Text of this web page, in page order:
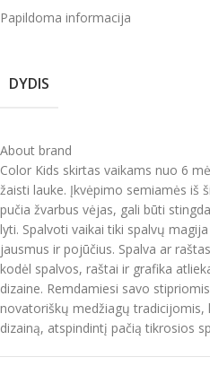
Papildoma informacija
DYDIS
About brand
Color Kids skirtas vaikams nuo 6
žaisti lauke. Įkvėpimo semiamės iš
pučia žvarbus vėjas, gali būti
lyti. Spalvoti vaikai tiki spalvų
jausmus ir pojūčius. Spalva ar
kodėl spalvos, raštai ir grafika
dizaine. Remdamiesi savo
novatoriškų medžiagų tradicijomis,
dizainą, atspindintį pačią tikrosios